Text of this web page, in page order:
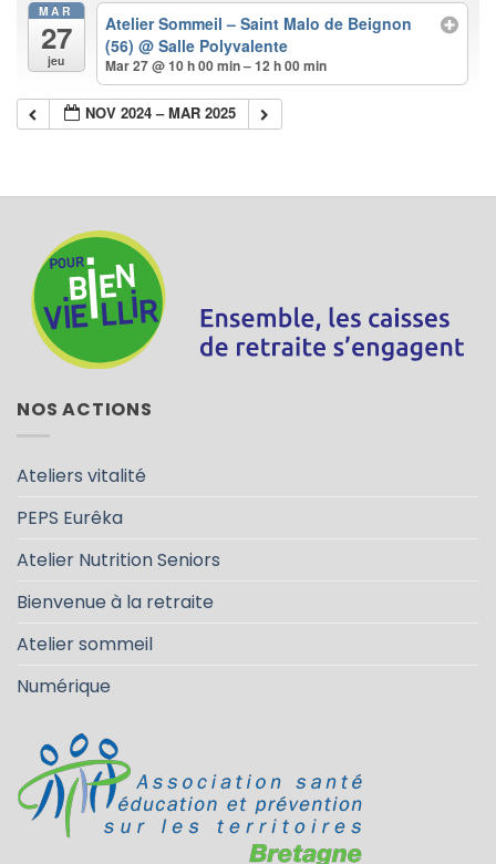
MAR
27
jeu
Atelier Sommeil – Saint Malo de Beignon
(56)@ Salle Polyvalente
Mar 27 @ 10 h 00 min – 12 h 00 min
NOV 2024 – MAR 2025
NOS ACTIONS
Ateliers vitalité
PEPS Eurêka
Atelier Nutrition Seniors
Bienvenue à la retraite
Atelier sommeil
Numérique